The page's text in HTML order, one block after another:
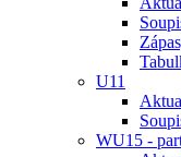
U11
WU15 -